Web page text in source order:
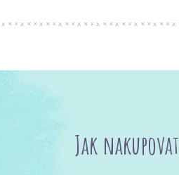
Jak nakupovat